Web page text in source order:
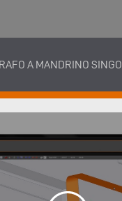
A MANDRINO